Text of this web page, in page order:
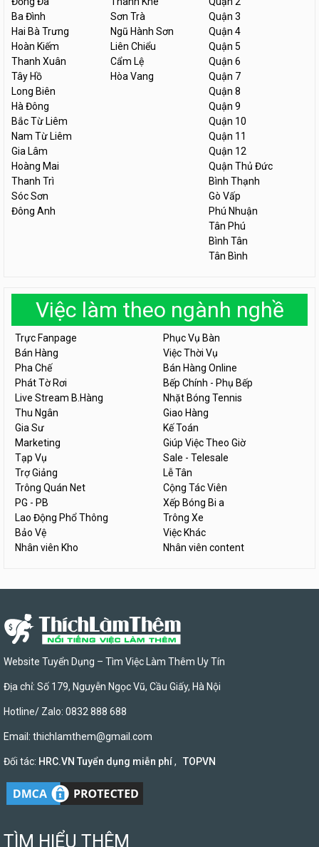
Ba Đình
Hai Bà Trưng
Hoàn Kiếm
Thanh Xuân
Tây Hồ
Long Biên
Hà Đông
Bắc Từ Liêm
Nam Từ Liêm
Gia Lâm
Hoàng Mai
Thanh Trì
Sóc Sơn
Đông Anh
Sơn Trà
Ngũ Hành Sơn
Liên Chiểu
Cẩm Lệ
Hòa Vang
Quận 3
Quận 4
Quận 5
Quận 6
Quận 7
Quận 8
Quận 9
Quận 10
Quận 11
Quận 12
Quận Thủ Đức
Bình Thạnh
Gò Vấp
Phú Nhuận
Tân Phú
Bình Tân
Tân Bình
Việc làm theo ngành nghề
Trực Fanpage
Phục Vụ Bàn
Bán Hàng
Việc Thời Vụ
Pha Chế
Bán Hàng Online
Phát Tờ Rơi
Bếp Chính - Phụ Bếp
Live Stream B.Hàng
Nhặt Bóng Tennis
Thu Ngân
Giao Hàng
Gia Sư
Kế Toán
Marketing
Giúp Việc Theo Giờ
Tạp Vụ
Sale - Telesale
Trợ Giảng
Lễ Tân
Trông Quán Net
Cộng Tác Viên
PG - PB
Xếp Bóng Bi a
Lao Động Phổ Thông
Trông Xe
Bảo Vệ
Việc Khác
Nhân viên Kho
Nhân viên content
Website Tuyển Dụng – Tìm Việc Làm Thêm Uy Tín
Địa chỉ: Số 179, Nguyễn Ngọc Vũ, Cầu Giấy, Hà Nội
Hotline/ Zalo: 0832 888 688
Email: thichlamthem@gmail.com
Đối tác: HRC.VN Tuyển dụng miễn phí, TOPVN
TÌM HIỂU THÊM